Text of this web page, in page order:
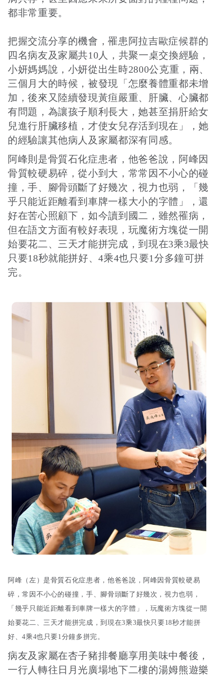
都非常重要。
把握交流分享的機會，罹患阿拉吉歐症候群的
四名病友及家屬共10人，共聚一桌交換經驗，
小妍媽媽說，小妍從出生時2800公克重，兩、
三個月大的時候，被發現「怎麼養體重都未增
加，後來又陸續發現黃疸嚴重、肝臟、心臟都
有問題，為讓孩子順利長大，她甚至捐肝給女
兒進行肝臟移植，才使女兒存活到現在」，她
的經驗讓其他病人及家屬都深有同感。
阿峰則是骨質石化症患者，他爸爸說，阿峰因
骨質較硬易碎，從小到大，常常因不小心的碰
撞，手、腳骨頭斷了好幾次，視力也弱，「幾
乎只能近距離看到車牌一樣大小的字體」，還
好在苦心照顧下，如今讀到國二，雖然罹病，
但在語文方面有較好表現，玩魔術方塊從一開
始要花二、三天才能拼完成，到現在3乘3最快
只要18秒就能拼好、4乘4也只要1分多鐘可拼
完。
阿峰（左）是骨質石化症患者，他爸爸說，阿峰因骨質較硬易
碎，常因不小心的碰撞，手、腳骨頭斷了好幾次，視力也弱，
「幾乎只能近距離看到車牌一樣大的字體」，玩魔術方塊從一開
始要花二、三天才能拼完成，到現在3乘3最快只要18秒才能拼
好、4乘4也只要1分鐘多拼完。
病友及家屬在杏子豬排餐廳享用美味中餐後，
一行人轉往日月光廣場地下二樓的湯姆熊遊樂